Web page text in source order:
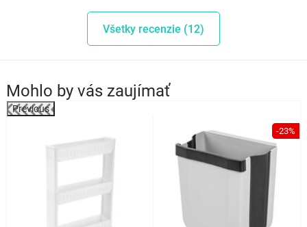
Všetky recenzie (12)
Mohlo by vás zaujímať
Previous
-23%